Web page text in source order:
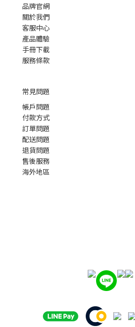
品牌官網
關於我們
客服中心
產品體驗
手冊下載
服務條款
常見問題
帳戶問題
付款方式
訂單問題
配送問題
退貨問題
售後服務
海外地區